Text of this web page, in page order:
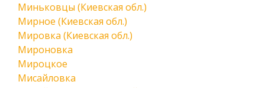
Миньковцы (Киевская обл.)
Мирное (Киевская обл.)
Мировка (Киевская обл.)
Мироновка
Мироцкое
Мисайловка